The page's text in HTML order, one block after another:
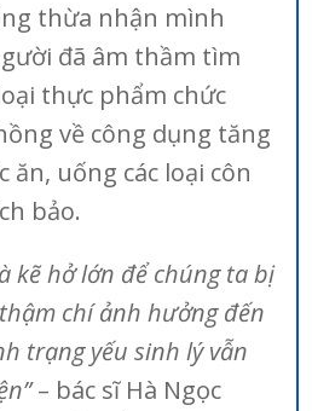
thừa nhận mình
đã âm thầm tìm
thực phẩm chức
về công dụng tăng
ăn, uống các loại côn
bảo.
kẽ hở lớn để chúng ta bị
chí ảnh hưởng đến
trạng yếu sinh lý vẫn
– bác sĩ Hà Ngọc